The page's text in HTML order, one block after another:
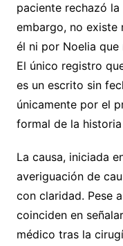
paciente rechazó
embargo, no existe
él ni por Noelia que
El único registro
es un escrito sin
únicamente por el
formal de la
La causa, iniciada
averiguación de
con claridad. Pese
coinciden en
médico tras la